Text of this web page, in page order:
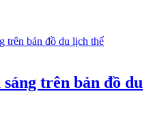
trên bản đồ du